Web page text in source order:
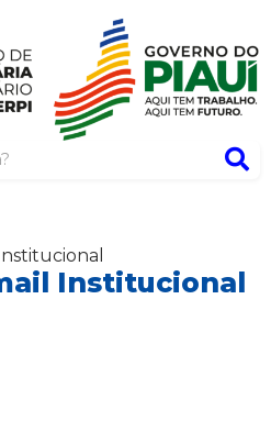
Institucional